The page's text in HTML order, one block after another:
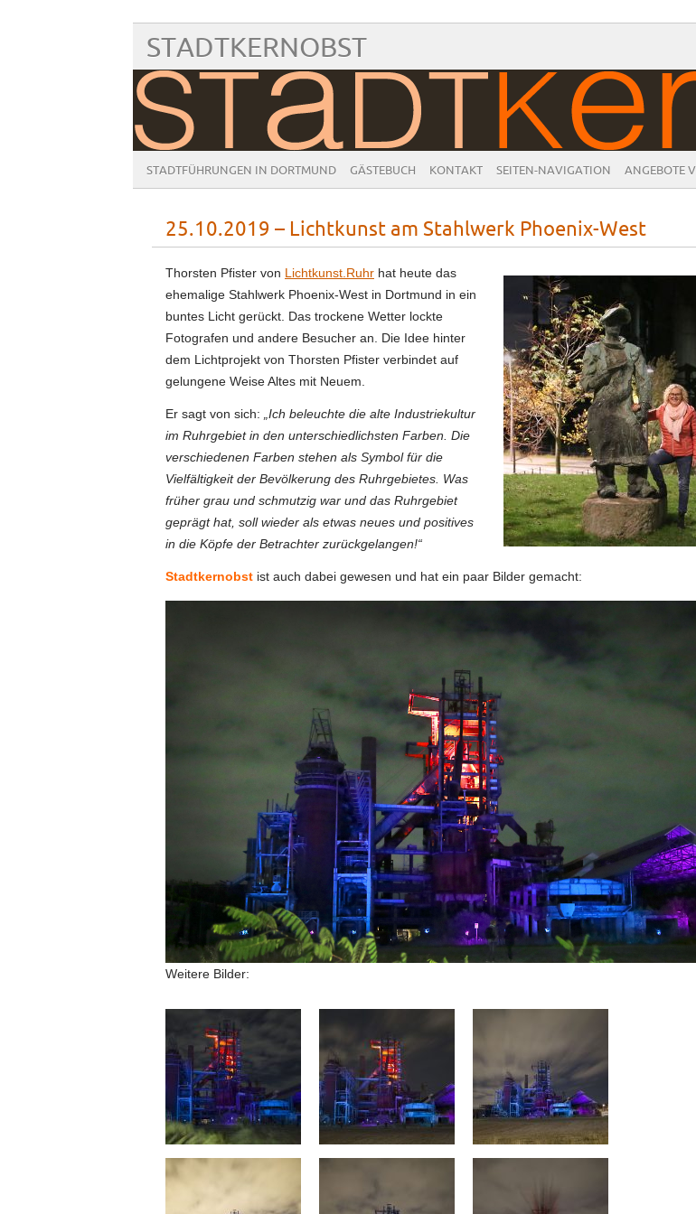
STADTKERNOBST
STADTFÜHRUNGEN IN DORTMUND GÄSTEBUCH KONTAKT SEITEN-NAVIGATION ANGEBOTE
25.10.2019 – Lichtkunst am Stahlwerk Phoenix-West
Thorsten Pfister von Lichtkunst.Ruhr hat heute das
ehemalige Stahlwerk Phoenix-West in Dortmund in ein
buntes Licht gerückt. Das trockene Wetter lockte
Fotografen und andere Besucher an. Die Idee hinter
dem Lichtprojekt von Thorsten Pfister verbindet auf
gelungene Weise Altes mit Neuem.
Er sagt von sich:
„Ich beleuchte die alte Industriekultur
im Ruhrgebiet in den unterschiedlichsten Farben. Die
verschiedenen Farben stehen als Symbol für die
Vielfältigkeit der Bevölkerung des Ruhrgebietes. Was
früher grau und schmutzig war und das Ruhrgebiet
geprägt hat, soll wieder als etwas neues und positives
in die Köpfe der Betrachter zurückgelangen!“
Stadtkernobst ist auch dabei gewesen und hat ein paar Bilder gemacht:
Weitere Bilder: